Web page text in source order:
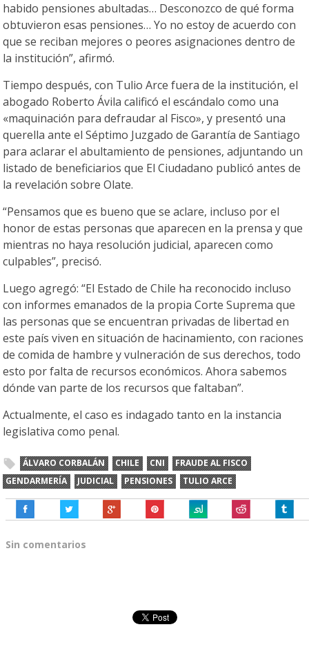
habido pensiones abultadas… Desconozco de qué forma
obtuvieron esas pensiones… Yo no estoy de acuerdo con
que se reciban mejores o peores asignaciones dentro de
la institución”, afirmó.
Tiempo después, con Tulio Arce fuera de la institución, el
abogado Roberto Ávila calificó el escándalo como una
«maquinación para defraudar al Fisco», y presentó una
querella ante el Séptimo Juzgado de Garantía de Santiago
para aclarar el abultamiento de pensiones, adjuntando un
listado de beneficiarios que El Ciudadano publicó antes de
la revelación sobre Olate.
“Pensamos que es bueno que se aclare, incluso por el
honor de estas personas que aparecen en la prensa y que
mientras no haya resolución judicial, aparecen como
culpables”, precisó.
Luego agregó: “El Estado de Chile ha reconocido incluso
con informes emanados de la propia Corte Suprema que
las personas que se encuentran privadas de libertad en
este país viven en situación de hacinamiento, con raciones
de comida de hambre y vulneración de sus derechos, todo
esto por falta de recursos económicos. Ahora sabemos
dónde van parte de los recursos que faltaban”.
Actualmente, el caso es indagado tanto en la instancia
legislativa como penal.
ÁLVARO CORBALÁN CHILE CNI
FRAUDE AL FISCO
GENDARMERÍA
JUDICIAL PENSIONES TULIO ARCE
Sin comentarios